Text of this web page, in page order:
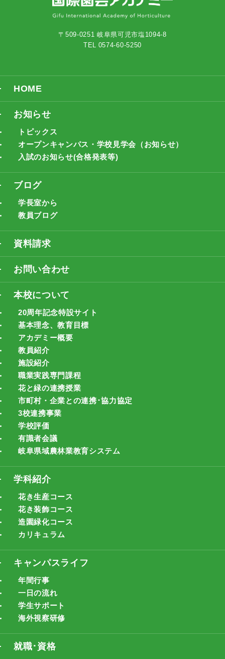
〒509-0251 岐阜県可児市塩1094-8
TEL 0574-60-5250
HOME
お知らせ
トピックス
オープンキャンパス・学校見学会（お知らせ）
入試のお知らせ(合格発表等)
ブログ
学長室から
教員ブログ
資料請求
お問い合わせ
本校について
20周年記念特設サイト
基本理念、教育目標
アカデミー概要
教員紹介
施設紹介
職業実践専門課程
花と緑の連携授業
市町村・企業との連携･協力協定
3校連携事業
学校評価
有識者会議
岐阜県域農林業教育システム
学科紹介
花き生産コース
花き装飾コース
造園緑化コース
カリキュラム
キャンパスライフ
年間行事
一日の流れ
学生サポート
海外視察研修
就職･資格